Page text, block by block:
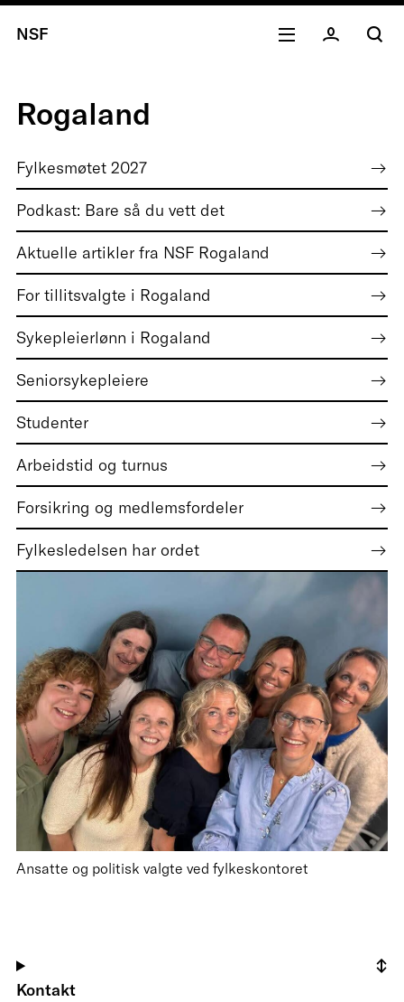
NSF
Rogaland
Fylkesmøtet 2027
Podkast: Bare så du vett det
Aktuelle artikler fra NSF Rogaland
For tillitsvalgte i Rogaland
Sykepleierlønn i Rogaland
Seniorsykepleiere
Studenter
Arbeidstid og turnus
Forsikring og medlemsfordeler
Fylkesledelsen har ordet
Ansatte og politisk valgte ved fylkeskontoret
Kontakt